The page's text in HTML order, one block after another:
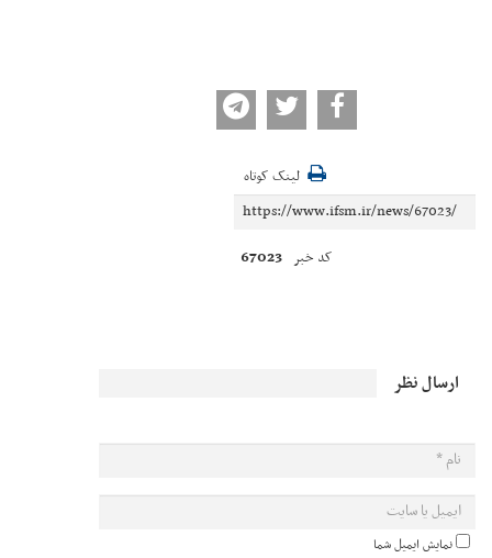
لینک کوتاه
کد خبر 67023
ارسال نظر
نمایش ایمیل شما